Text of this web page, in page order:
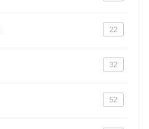
22
32
52